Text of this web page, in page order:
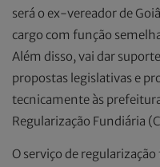
será o ex-vereador de
cargo com função
Além disso, vai dar
propostas legislativas e
tecnicamente às
Regularização Fundiária
O serviço de